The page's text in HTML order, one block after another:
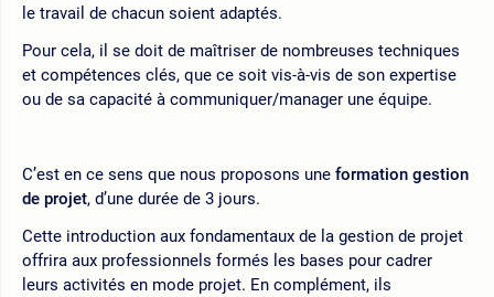
le travail de chacun soient adaptés.
Pour cela, il se doit de maîtriser de nombreuses techniques
et compétences clés, que ce soit vis-à-vis de son expertise
ou de sa capacité à communiquer/manager une équipe.
C’est en ce sens que nous proposons une formation gestion
de projet, d’une durée de 3 jours.
Cette introduction aux fondamentaux de la gestion de projet
offrira aux professionnels formés les bases pour cadrer
leurs activités en mode projet. En complément, ils